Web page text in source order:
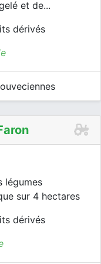
et de...
dérivés
légumes
sur 4 hectares
dérivés